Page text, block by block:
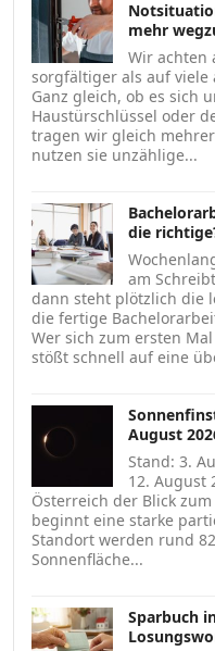
mehr
Wir achten
sorgfältiger als auf viele
Ganz gleich, ob es sich
Haustürschlüssel oder
tragen wir gleich
nutzen sie unzählige...
die
am
dann steht plötzlich die
die fertige
Wer sich zum ersten
stößt schnell auf eine
August
Stand: 3.
12. August
Österreich der Blick
beginnt eine starke
Standort werden rund
Sonnenfläche...
Sparbuch